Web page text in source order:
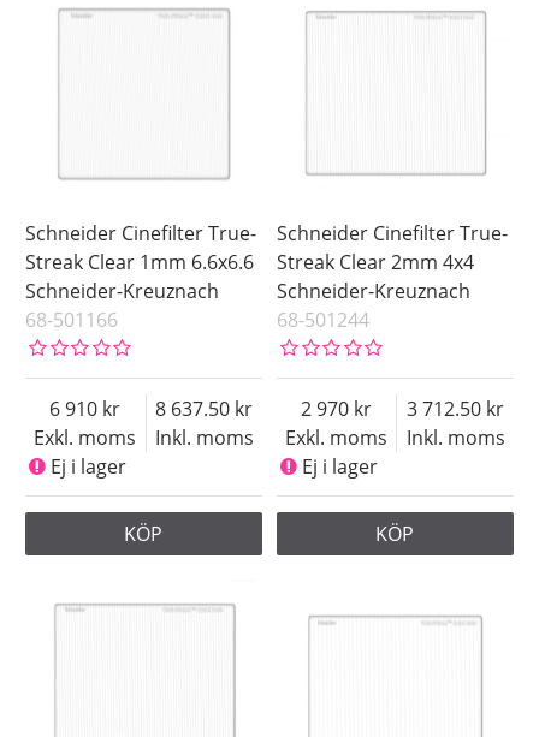
Schneider Cinefilter True-
Streak Clear 1mm 6.6x6.6
Schneider-Kreuznach
68-501166
Exkl. moms
6 910
Inkl. moms
8 637.50
Ej i lager
KÖP
Schneider Cinefilter True-
Streak Clear 2mm 4x4
Schneider-Kreuznach
68-501244
Exkl. moms
2 970
Inkl. moms
3 712.50
Ej i lager
KÖP